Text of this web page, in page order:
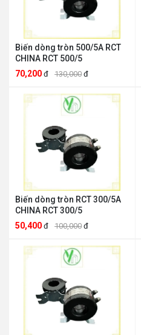
Biến dòng tròn 500/5A RCT
CHINA RCT 500/5
70,200 đ 130,000 đ
Biến dòng tròn RCT 300/5A
CHINA RCT 300/5
50,400 đ 100,000 đ